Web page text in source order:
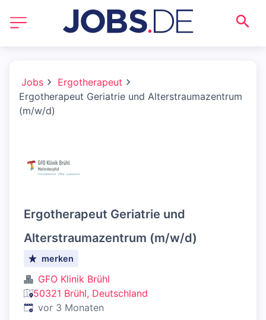
Jobs
Ergotherapeut
Ergotherapeut Geriatrie und Alterstraumazentrum
(m/w/d)
Ergotherapeut Geriatrie und
Alterstraumazentrum (m/w/d)
merken
GFO Klinik Brühl
50321 Brühl, Deutschland
Veröffentlicht:
vor 3 Monaten